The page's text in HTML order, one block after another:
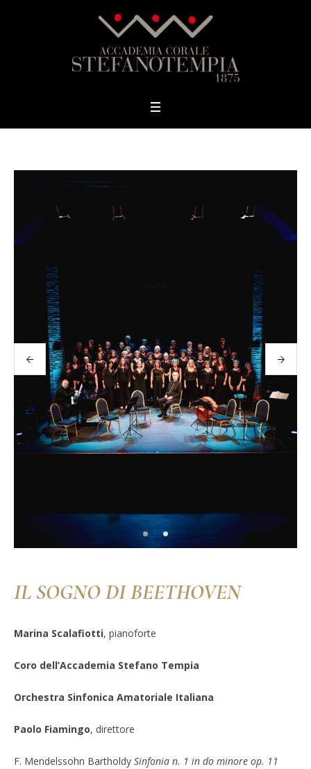
IL SOGNO DI BEETHOVEN
Marina Scalafiotti, pianoforte
Coro dell’Accademia Stefano Tempia
Orchestra Sinfonica Amatoriale Italiana
Paolo Fiamingo, direttore
F. Mendelssohn Bartholdy Sinfonia n. 1 in do minore op. 11